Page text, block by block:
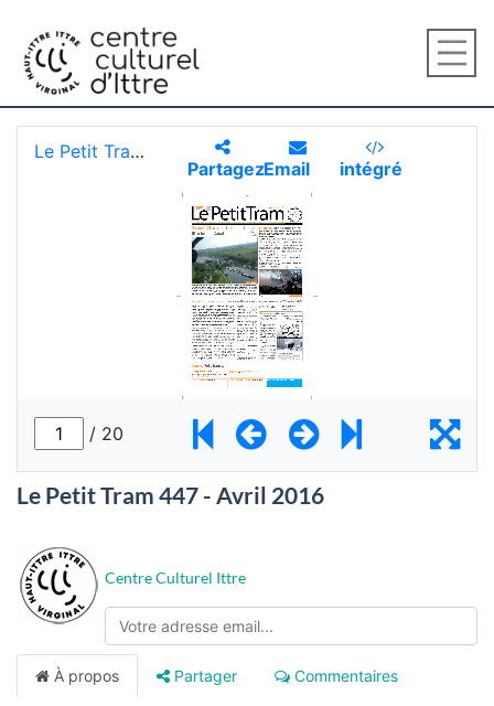
Le Petit Tram 447 - Avril 2016
Centre Culturel Ittre
À propos Partager Commentaires